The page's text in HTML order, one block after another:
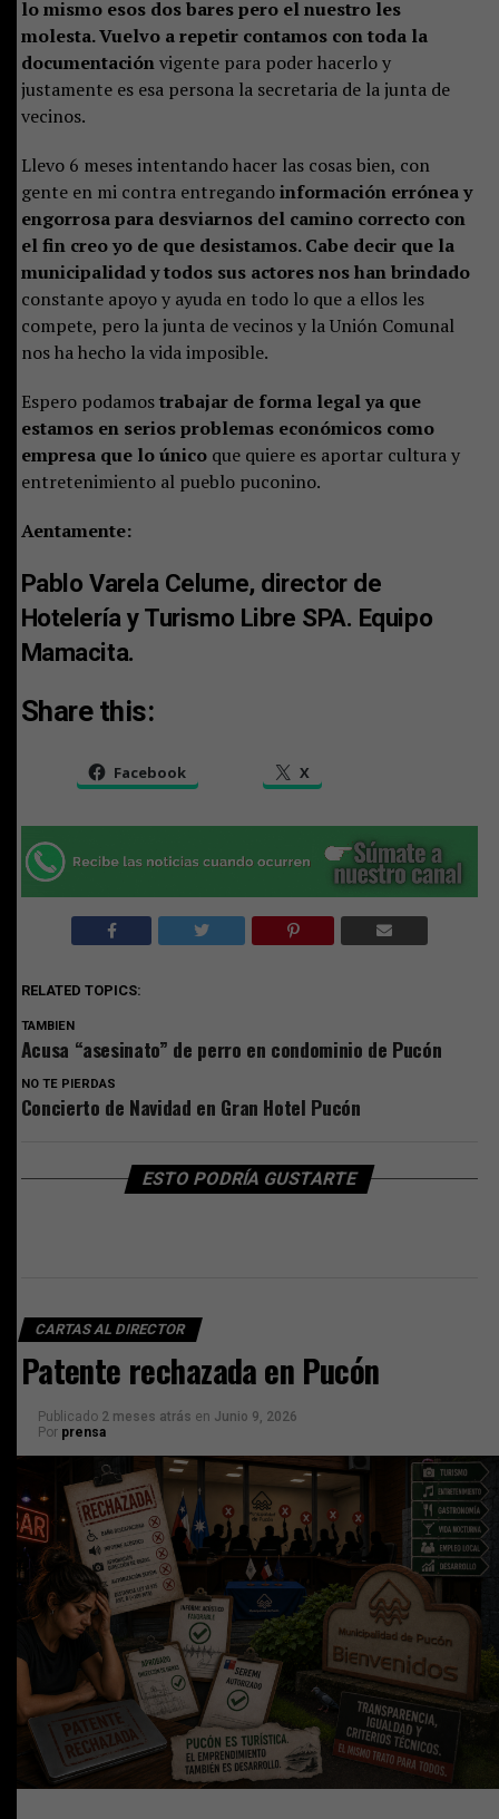
lo mismo esos dos bares pero el nuestro les
molesta. Vuelvo a repetir contamos con toda la
documentaciónvigente para poder hacerlo y
justamente es esa persona la secretaria de la junta de
vecinos.
Llevo 6 meses intentando hacer las cosas bien, con
gente en mi contra entregandoinformación errónea y
engorrosa para desviarnos del camino correcto con
el fin creo yo de que desistamos. Cabe decir que la
municipalidad y todos sus actores nos han brindado
constante apoyo y ayuda en todo lo que a ellos les
compete, pero la junta de vecinos y la Unión Comunal
nos ha hecho la vida imposible.
Espero podamostrabajar de forma legal ya que
estamos en serios problemas económicos como
empresa que lo únicoque quiere es aportar cultura y
entretenimiento al pueblo puconino.
Aentamente:
Pablo Varela Celume, director de
Hotelería y Turismo Libre SPA. Equipo
Mamacita.
Share this:
Facebook X
RELATED TOPICS:
TAMBIEN
Acusa “asesinato” de perro en condominio de Pucón
NO TE PIERDAS
Concierto de Navidad en Gran Hotel Pucón
ESTO PODRÍA GUSTARTE
CARTAS AL DIRECTOR
Patente rechazada en Pucón
Publicado 2 meses atrás en Junio 9, 2026
Por prensa